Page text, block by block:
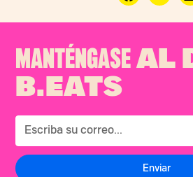
MANTÉNGASE AL
B.EATS